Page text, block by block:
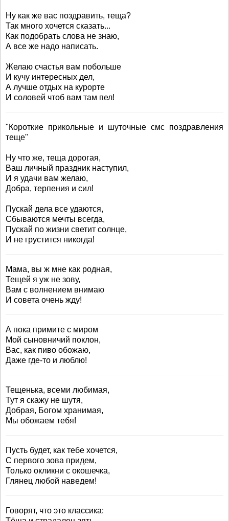
Ну как же вас поздравить, теща?
Так много хочется сказать...
Как подобрать слова не знаю,
А все же надо написать.
Желаю счастья вам побольше
И кучу интересных дел,
А лучше отдых на курорте
И соловей чтоб вам там пел!
"Короткие прикольные и шуточные смс поздравления
теще"
Ну что же, теща дорогая,
Ваш личный праздник наступил,
И я удачи вам желаю,
Добра, терпения и сил!
Пускай дела все удаются,
Сбываются мечты всегда,
Пускай по жизни светит солнце,
И не грустится никогда!
Мама, вы ж мне как родная,
Тещей я уж не зову,
Вам с волнением внимаю
И совета очень жду!
А пока примите с миром
Мой сыновничий поклон,
Вас, как пиво обожаю,
Даже где-то и люблю!
Тещенька, всеми любимая,
Тут я скажу не шутя,
Добрая, Богом хранимая,
Мы обожаем тебя!
Пусть будет, как тебе хочется,
С первого зова придем,
Только окликни с окошечка,
Глянец любой наведем!
Говорят, что это классика: